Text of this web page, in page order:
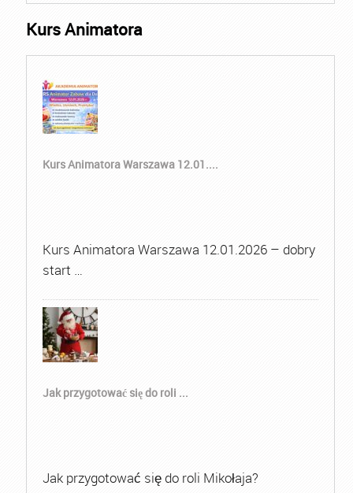
Kurs Animatora
Kurs Animatora Warszawa 12.01....
Kurs Animatora Warszawa 12.01.2026 – dobry
start …
Jak przygotować się do roli ...
Jak przygotować się do roli Mikołaja?